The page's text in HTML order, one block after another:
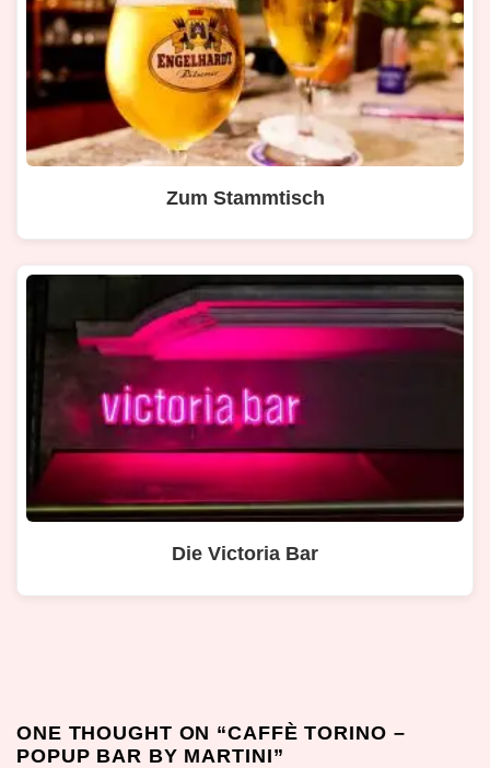
Zum Stammtisch
Die Victoria Bar
ONE THOUGHT ON “CAFFÈ TORINO –
POPUP BAR BY MARTINI”